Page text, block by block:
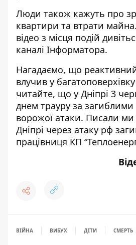
Люди також кажуть про
квартири та втрати
відео з місця подій
каналі Інформатора.
Нагадаємо, що
влучив у
читайте, що у Дніпрі 3
днем трауру за загиблими
ворожої атаки. Писали
Дніпрі через атаку рф
працівниця КП
ВІЙНА ВИБУХ ДІТИ СМЕРТЬ